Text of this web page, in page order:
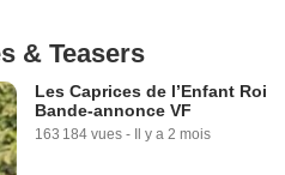
& Teasers
Les Caprices de l’Enfant Roi
Bande-annonce VF
163 184 vues - Il y a 2 mois